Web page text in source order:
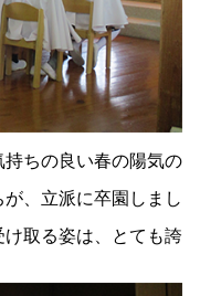
ちの良い春の陽気の
、立派に卒園しまし
取る姿は、とても誇